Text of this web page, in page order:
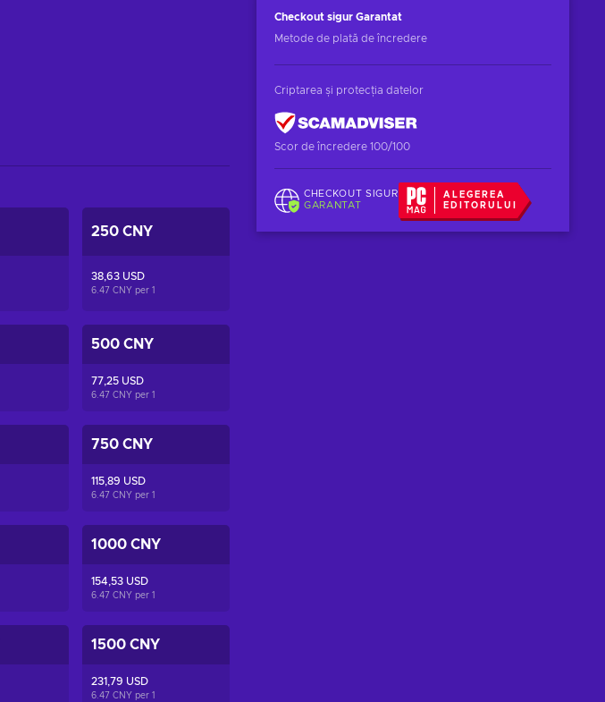
Checkout sigur Garantat
Metode de plată de încredere
Criptarea și protecția datelor
Scor de încredere 100/100
CHECKOUT SIGUR
GARANTAT
ALEGEREA
EDITORULUI
250 CNY
38,63 USD
6.47 CNY per1
500 CNY
77,25 USD
6.47 CNY per1
750 CNY
115,89 USD
6.47 CNY per1
1000 CNY
154,53 USD
6.47 CNY per1
1500 CNY
231,79 USD
6.47 CNY per1